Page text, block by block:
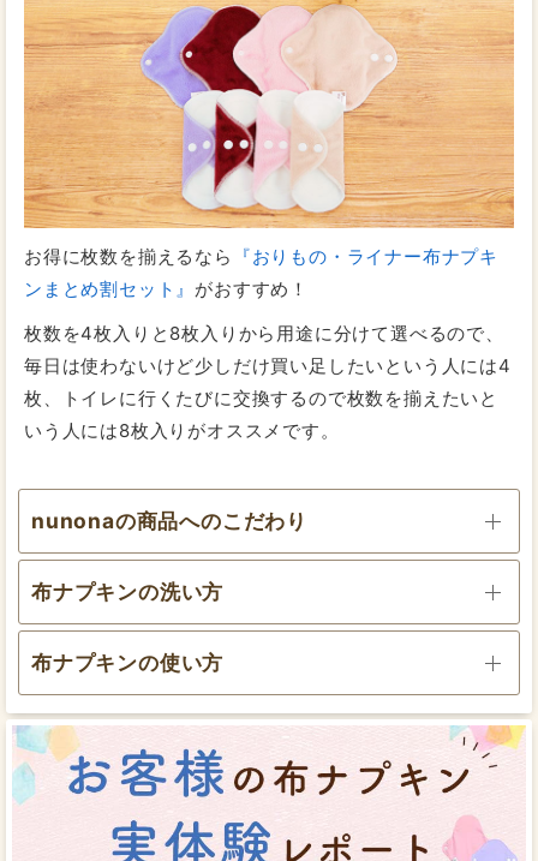
お得に枚数を揃えるなら
『おりもの・ライナー布ナプキ
ンまとめ割セット』 がおすすめ！
枚数を4枚入りと8枚入りから用途に分けて選べるので、
毎日は使わないけど少しだけ買い足したいという人には4
枚、トイレに行くたびに交換するので枚数を揃えたいと
いう人には8枚入りがオススメです。
nunonaの商品へのこだわり
世界基準GOTS認定オーガニックコットンを使用
布ナプキンの洗い方
使用前は折りたたんでポーチに入れて。使用後は折り
たたんで、ジップロックのような密閉できる容器に入
れておきます。
布ナプキンの使い方
股部分が広くてフィット感のある下着を使います。